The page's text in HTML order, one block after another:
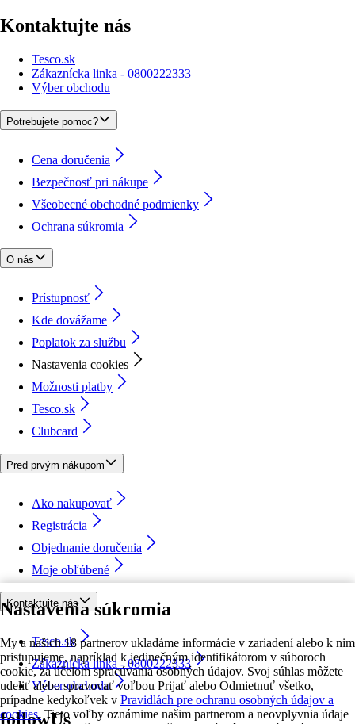
Nastavenia súkromia
My a našich 18 partnerov ukladáme informácie v zariadení alebo k nim
pristupujeme, napríklad k jedinečným identifikátorom v súboroch
cookie, za účelom spracúvania osobných údajov. Svoj súhlas môžete
udeliť alebo spravovať voľbou Prijať alebo Odmietnuť všetko,
prípadne kedykoľvek v Pravidlách pre ochranu osobných údajov a
cookies. Tieto voľby oznámime našim partnerom a neovplyvnia údaje
Kontaktujte nás
Tesco.sk
Zákaznícka linka - 0800222333
Výber obchodu
Potrebujete pomoc?
Cena doručenia
Bezpečnosť pri nákupe
Všeobecné obchodné podmienky
Ochrana súkromia
O nás
Prístupnosť
Kde dovážame
Poplatok za službu
Nastavenia cookies
Možnosti platby
Tesco.sk
Clubcard
Pred prvým nákupom
Ako nakupovať
Registrácia
Objednanie doručenia
Moje obľúbené
Kontaktujte nás
Tesco.sk
Zákaznícka linka - 0800222333
Výber obchodu
followUs